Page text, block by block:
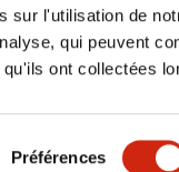
sur l'utilisation de
qui peuvent
ont collectées
Préférences
générales